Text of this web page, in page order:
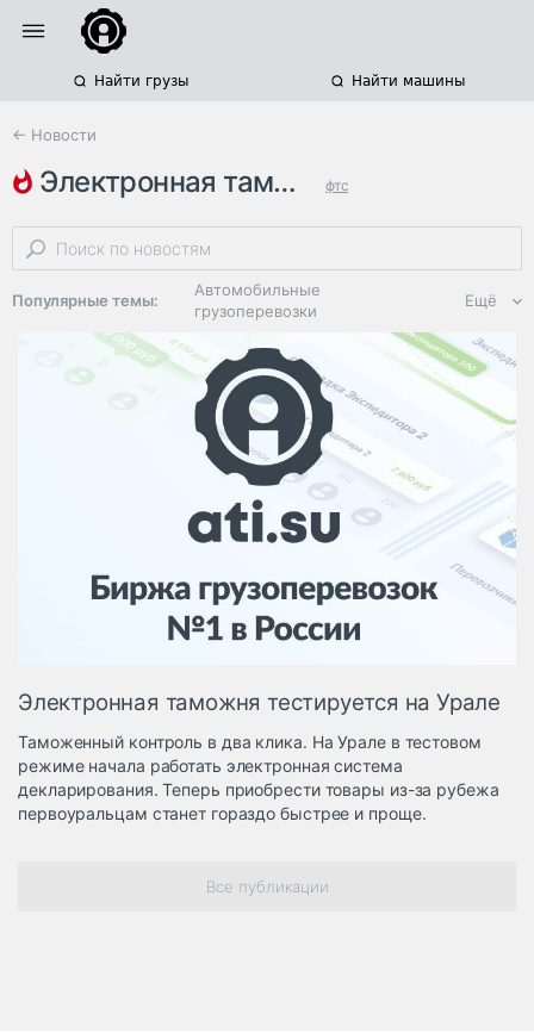
Найти грузы Найти машины
← Новости
электронная таможня фтс
электронное декларирование нижегородская область
Популярные темы:
Автомобильные
грузоперевозки
Региональная
логистика
ЭДО, ИТ в
логистике
Дороги,
инфраструктура
Логистика, грузы
Негабаритные и
опасные грузы
Безопасность и
Таможня и ВЭД
Склады и
грузовые
терминалы
Коммерческий
Спецтехника
Ещё
Электронная таможня тестируется на Урале
Таможенный контроль в два клика. На Урале в тестовом
режиме начала работать электронная система
декларирования. Теперь приобрести товары из-за рубежа
первоуральцам станет гораздо быстрее и проще.
Все публикации